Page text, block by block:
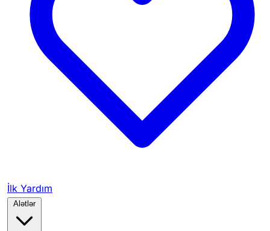
İlk Yardım
Alətlər